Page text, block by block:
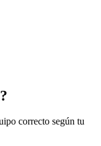
correcto según tu